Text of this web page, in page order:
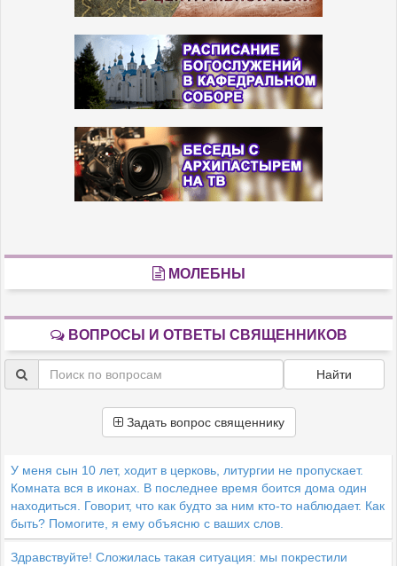
МОЛЕБНЫ
ВОПРОСЫ И ОТВЕТЫ СВЯЩЕННИКОВ
Найти
Задать вопрос священнику
У меня сын 10 лет, ходит в церковь, литургии не пропускает.
Комната вся в иконах. В последнее время боится дома один
находиться. Говорит, что как будто за ним кто-то наблюдает. Как
быть? Помогите, я ему объясню с ваших слов.
Здравствуйте! Сложилась такая ситуация: мы покрестили